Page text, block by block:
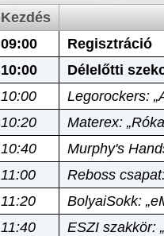
Kezdés
09:00
Regisztráció
10:00
Délelőtti
10:00
Legorockers:
10:20
Materex:
10:40
Murphy's
11:00
Reboss
11:20
BolyaiSokk:
11:40
ESZI szakkör: